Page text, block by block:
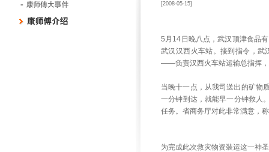
[2008-05-15]
5月14日晚八点，武汉顶津食品
武汉汉西火车站。接到指令，
——负责汉西火车站运输总指挥
当晚十一点，从我司送出的矿物
一分钟到达，就能早一分钟救人
任务。省商务厅对此非常满意，
为完成此次救灾物资装运这一神